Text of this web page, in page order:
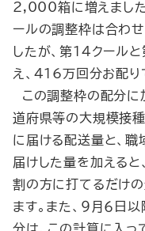
2,000箱に増えました
ールの調整枠は合わ
したが、第14クール
え、416万回分お配り
この調整枠の配分に
道府県等の大規模接
に届ける配送量と、職
届けした量を加える
割の方に打てるだけ
ます。また、９月６日